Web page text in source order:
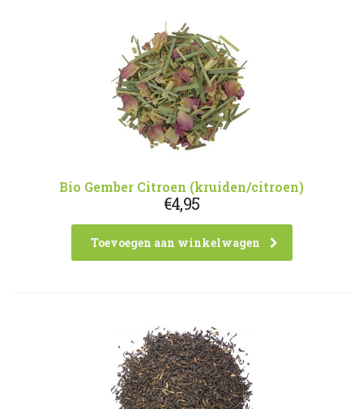
Bio Gember Citroen (kruiden/citroen)
€4,95
Toevoegen aan winkelwagen